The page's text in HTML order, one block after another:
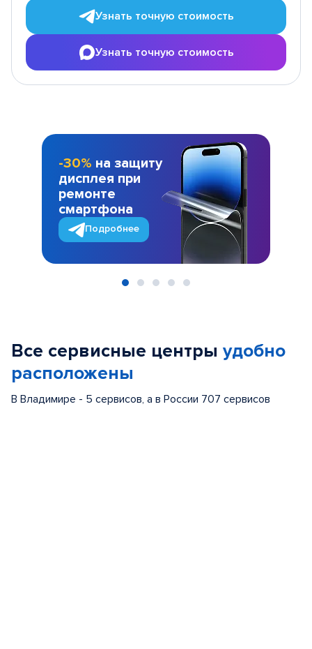
Узнать точную стоимость
Узнать точную стоимость
-30% на защиту
дисплея при
ремонте
смартфона
Подробнее
Все сервисные центры удобно
расположены
В Владимире - 5 сервисов, а в России 707 сервисов